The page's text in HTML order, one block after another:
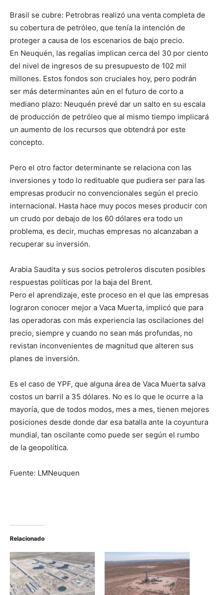
Brasil se cubre: Petrobras realizó una venta completa de
su cobertura de petróleo, que tenía la intención de
proteger a causa de los escenarios de bajo precio.
En Neuquén, las regalías implican cerca del 30 por ciento
del nivel de ingresos de su presupuesto de 102 mil
millones. Estos fondos son cruciales hoy, pero podrán
ser más determinantes aún en el futuro de corto a
mediano plazo: Neuquén prevé dar un salto en su escala
de producción de petróleo que al mismo tiempo implicará
un aumento de los recursos que obtendrá por este
concepto.
Pero el otro factor determinante se relaciona con las
inversiones y todo lo redituable que pudiera ser para las
empresas producir no convencionales según el precio
internacional. Hasta hace muy pocos meses producir con
un crudo por debajo de los 60 dólares era todo un
problema, es decir, muchas empresas no alcanzaban a
recuperar su inversión.
Arabia Saudita y sus socios petroleros discuten posibles
respuestas políticas por la baja del Brent.
Pero el aprendizaje, este proceso en el que las empresas
lograron conocer mejor a Vaca Muerta, implicó que para
las operadoras con más experiencia las oscilaciones del
precio, siempre y cuando no sean más profundas, no
revistan inconvenientes de magnitud que alteren sus
planes de inversión.
Es el caso de YPF, que alguna área de Vaca Muerta salva
costos un barril a 35 dólares. No es lo que le ocurre a la
mayoría, que de todos modos, mes a mes, tienen mejores
posiciones desde donde dar esa batalla ante la coyuntura
mundial, tan oscilante como puede ser según el rumbo
de la geopolítica.
Fuente: LMNeuquen
Relacionado